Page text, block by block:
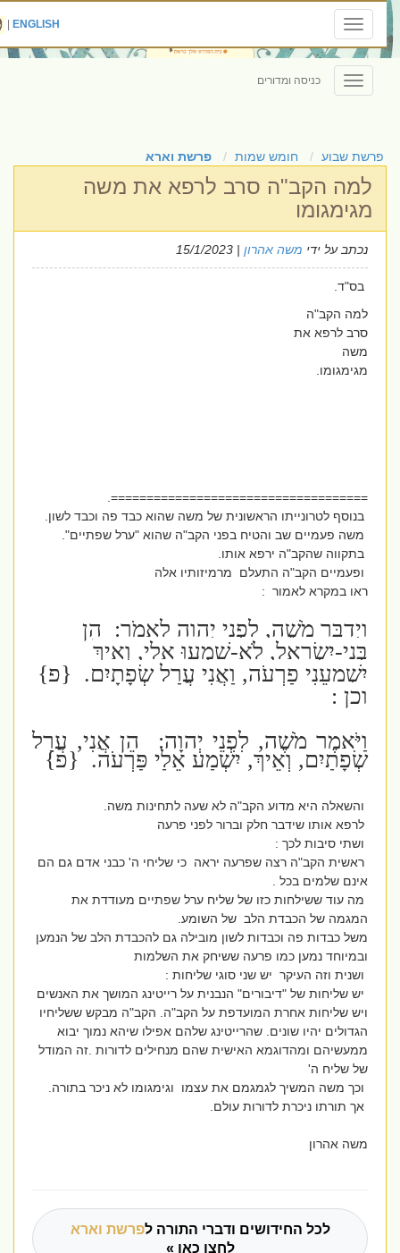
Toggle
navigation
ENGLISH
|
Toggle
navigation
כניסה ומדורים
פרשת שבוע חומש שמות פרשת וארא
למה הקב"ה סרב לרפא את משה
מגימגומו
נכתב על ידימשה אהרון| 15/1/2023
בס"ד.
למה הקב"ה
סרב לרפא את
משה
מגימגומו.
====================================.
בנוסף לטרונייתו הראשונית של משה שהוא כבד פה וכבד לשון.
משה פעמיים שב והטיח בפני הקב"ה שהוא "ערל שפתיים".
בתקווה שהקב"ה ירפא אותו.
ופעמיים הקב"ה התעלם מרמיזותיו אלה
ראו במקרא לאמור :
וַיְדַבֵּר מֹשֶׁה, לִפְנֵי יְהוָה לֵאמֹר: הֵן
בְּנֵי-יִשְׂרָאֵל, לֹא-שָׁמְעוּ אֵלַי, וְאֵיךְ
יִשְׁמָעֵנִי פַרְעֹה, וַאֲנִי עֲרַל שְׂפָתָיִם. {פ}
וכן :
וַיֹּאמֶר מֹשֶׁה, לִפְנֵי יְהוָה: הֵן אֲנִי, עֲרַל
שְׂפָתַיִם, וְאֵיךְ, יִשְׁמַע אֵלַי פַּרְעֹה. {פ}
והשאלה היא מדוע הקב"ה לא שעה לתחינות משה.
לרפא אותו שידבר חלק וברור לפני פרעה
ושתי סיבות לכך :
ראשית הקב"ה רצה שפרעה יראה כי שליחי ה' כבני אדם גם הם
אינם שלמים בכל .
מה עוד ששילחות כזו של שליח ערל שפתיים מעודדת את
המגמה של הכבדת הלב של השומע.
משל כבדות פה וכבדות לשון מובילה גם להכבדת הלב של הנמען
ובמיוחד נמען כמו פרעה ששיחק את השלמות
ושנית וזה העיקר יש שני סוגי שליחות :
יש שליחות של "דיבורים" הנבנית על רייטינג המושך את האנשים
ויש שליחות אחרת המועדפת על הקב"ה. הקב"ה מבקש ששליחיו
הגדולים יהיו שונים. שהרייטינג שלהם אפילו שיהא נמוך יבוא
ממעשיהם ומהדוגמא האישית שהם מנחילים לדורות .זה המודל
של שליח ה'
וכך משה המשיך לגמגמם את עצמו וגימגומו לא ניכר בתורה.
אך תורתו ניכרת לדורות עולם.
משה אהרון
לכל החידושים ודברי התורה לפרשת וארא
לחצו כאן »